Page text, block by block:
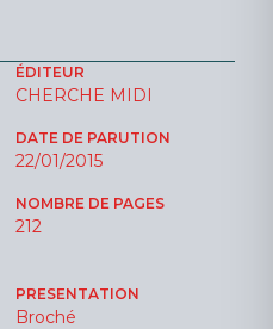
ÉDITEUR
CHERCHE MIDI
DATE DE PARUTION
22/01/2015
NOMBRE DE PAGES
212
PRESENTATION
Broché